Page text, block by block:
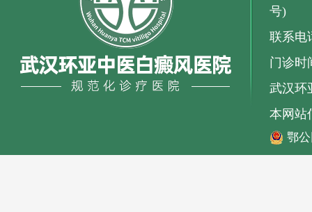
号)
联系电
门诊时
武汉环
本网站
鄂